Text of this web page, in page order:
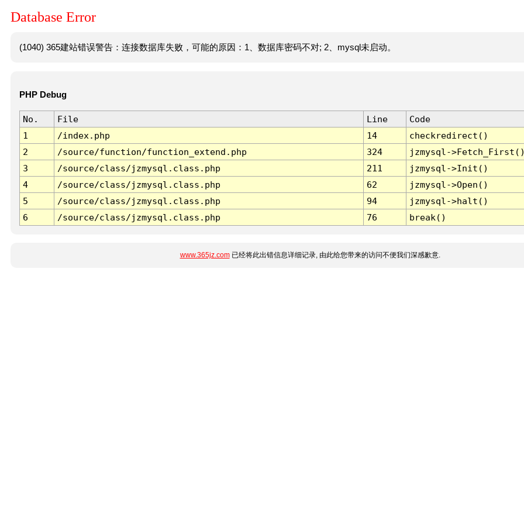
Database Error
(1040) 365建站错误警告：连接数据库失败，可能的原因：1、数据库密码不对; 2、mysql未启动。
PHP Debug
No. File Line
Code
1
/index.php 14
checkredirect()
2
/source/function/function_extend.php 324
jzmysql-
3
/source/class/jzmysql.class.php 211
jzmysql->Init()
4
/source/class/jzmysql.class.php 62
jzmysql->Open()
5
/source/class/jzmysql.class.php 94
jzmysql->halt()
6
/source/class/jzmysql.class.php 76 break()
www.365jz.com已经将此出错信息详细记录, 由此给您带来的访问不便我们深感歉意.